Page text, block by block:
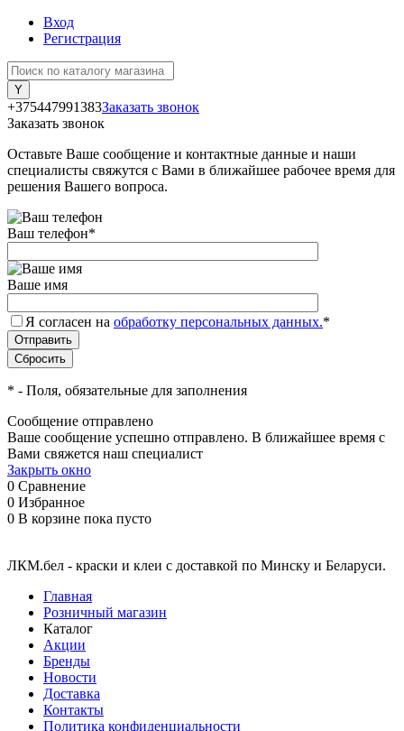
Вход
Регистрация
+375447991383Заказать звонок
Заказать звонок
Оставьте Ваше сообщение и контактные данные и наши
специалисты свяжутся с Вами в ближайшее рабочее время для
решения Вашего вопроса.
Ваш телефон*
Ваше имя
Я согласен на обработку персональных данных.*
* - Поля, обязательные для заполнения
Сообщение отправлено
Ваше сообщение успешно отправлено. В ближайшее время с
Вами свяжется наш специалист
Закрыть окно
0 Сравнение
0 Избранное
0 В корзине пока пусто
ЛКМ.бел - краски и клеи с доставкой по Минску и Беларуси.
Главная
Розничный магазин
Каталог
Акции
Бренды
Новости
Доставка
Контакты
Политика конфиденциальности